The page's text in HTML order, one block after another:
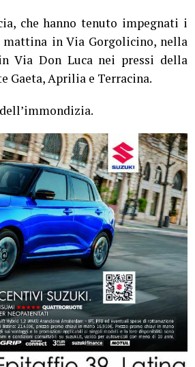
che hanno tenuto impegnati i
in Via Gorgolicino, nella
Via Don Luca nei pressi della
Aprilia e Terracina.